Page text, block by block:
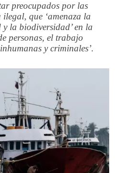
preocupados por las
ilegal, que ‘amenaza la
la biodiversidad’ en la
personas, el trabajo
y criminales’.